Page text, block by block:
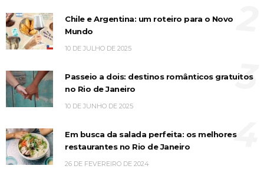
Chile e Argentina: um roteiro para o Novo
Mundo
10 DE JULHO DE 2025
Passeio a dois: destinos românticos gratuitos
no Rio de Janeiro
10 DE JUNHO DE 2025
3
Em busca da salada perfeita: os melhores
restaurantes no Rio de Janeiro
26 DE FEVEREIRO DE 2024
4